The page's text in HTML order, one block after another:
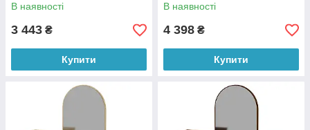
В наявності
3 443 ₴
Купити
В наявності
4 398 ₴
Купити